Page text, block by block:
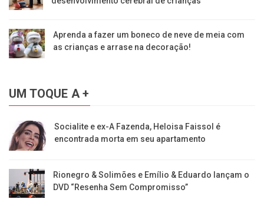
Aprenda a fazer um boneco de neve de meia com
as crianças e arrase na decoração!
UM TOQUE A +
Socialite e ex-A Fazenda, Heloisa Faissol é
encontrada morta em seu apartamento
Rionegro & Solimões e Emílio & Eduardo lançam o
DVD “Resenha Sem Compromisso”